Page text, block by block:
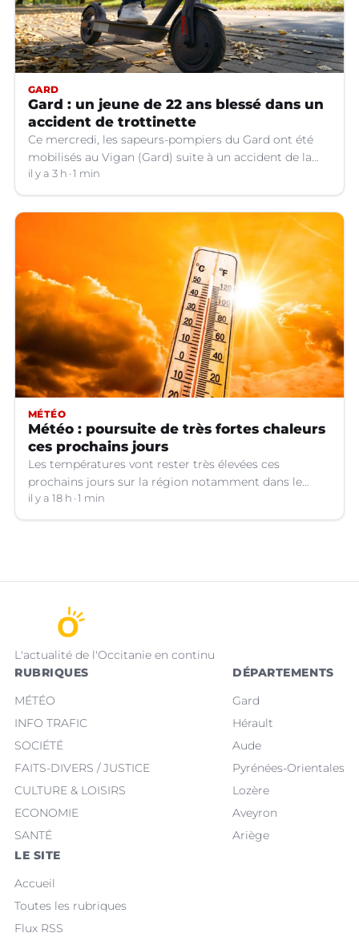
GARD
Gard : un jeune de 22 ans blessé dans un
accident de trottinette
Ce mercredi, les sapeurs-pompiers du Gard ont été
mobilisés au Vigan (Gard) suite à un accident de la
circulation impliquant le conducteur d'une trottinette
qui souffre d'un traumatisme crânien.
il y a 3 h 1 min
MÉTÉO
Météo : poursuite de très fortes chaleurs
ces prochains jours
Les températures vont rester très élevées ces
prochains jours sur la région notamment dans le
Languedoc.
il y a 18 h 1 min
L'actualité de l'Occitanie en continu
RUBRIQUES
MÉTÉO
INFO TRAFIC
SOCIÉTÉ
FAITS-DIVERS / JUSTICE
CULTURE & LOISIRS
ECONOMIE
SANTÉ
DÉPARTEMENTS
Gard
Hérault
Aude
Pyrénées-Orientales
Lozère
Aveyron
Ariège
LE SITE
Accueil
Toutes les rubriques
Flux RSS